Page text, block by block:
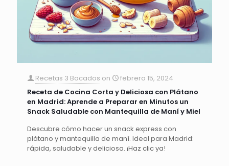
Recetas 3 Bocados on
febrero 15, 2024
Receta de Cocina Corta y Deliciosa con Plátano
en Madrid: Aprende a Preparar en Minutos un
Snack Saludable con Mantequilla de Maní y Miel
Descubre cómo hacer un snack express con
plátano y mantequilla de maní. Ideal para Madrid:
rápida, saludable y deliciosa. ¡Haz clic ya!